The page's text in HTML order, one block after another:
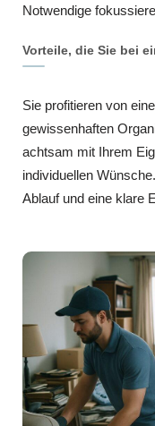
Notwendige
Vorteile, die Sie bei
Sie profitieren von
gewissenhaften
achtsam mit Ihrem
individuellen
Ablauf und eine klare